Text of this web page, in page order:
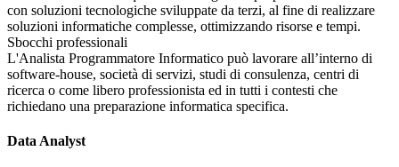
con soluzioni tecnologiche sviluppate da terzi, al fine di realizzare
soluzioni informatiche complesse, ottimizzando risorse e tempi.
Sbocchi professionali
L'Analista Programmatore Informatico può lavorare all’interno di
software-house, società di servizi, studi di consulenza, centri di
ricerca o come libero professionista ed in tutti i contesti che
richiedano una preparazione informatica specifica.
Data Analyst